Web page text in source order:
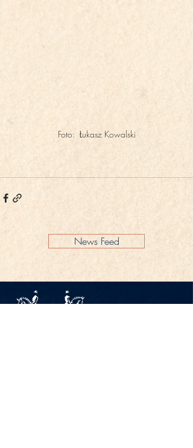
Foto:  Łukasz Kowalski
News Feed